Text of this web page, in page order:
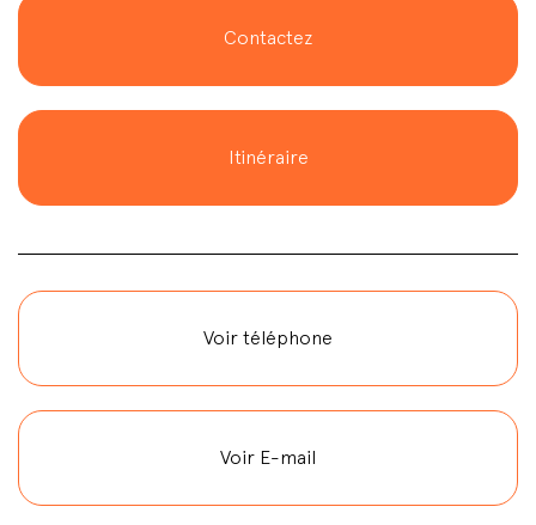
Contactez
Itinéraire
Voir téléphone
Voir E-mail